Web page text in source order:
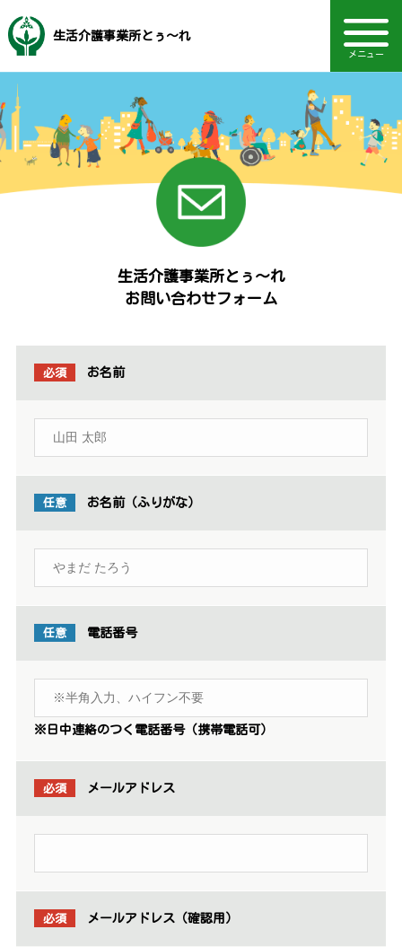
生活介護事業所とぅ〜れ
メニュー
TOPページ
主な事業内容
一日の流れ
ご利用について
その他のサービス
ご利用料金等
事業所設備
アクセス
お知らせ
採用情報
福岡市社会福祉事業団
音声読み上げ・文字・見やすさ調整
Language
電話：092-834-2200
生活介護事業所とぅ〜れ
お問い合わせフォーム
必須 お名前
任意 お名前（ふりがな）
任意 電話番号
※日中連絡のつく電話番号（携帯電話可）
必須 メールアドレス
必須 メールアドレス（確認用）